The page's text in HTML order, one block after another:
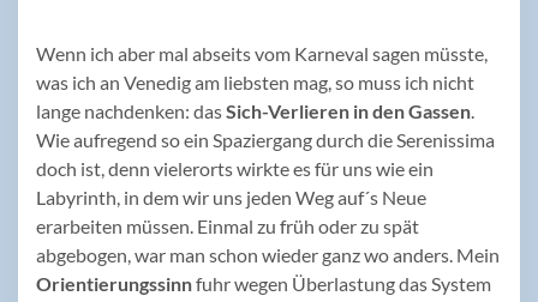
Wenn ich aber mal abseits vom Karneval sagen müsste,
was ich an Venedig am liebsten mag, so muss ich nicht
lange nachdenken: dasSich-Verlieren in den Gassen.
Wie aufregend so ein Spaziergang durch die Serenissima
doch ist, denn vielerorts wirkte es für uns wie ein
Labyrinth, in dem wir uns jeden Weg auf´s Neue
erarbeiten müssen. Einmal zu früh oder zu spät
abgebogen, war man schon wieder ganz wo anders. Mein
Orientierungssinnfuhr wegen Überlastung das System